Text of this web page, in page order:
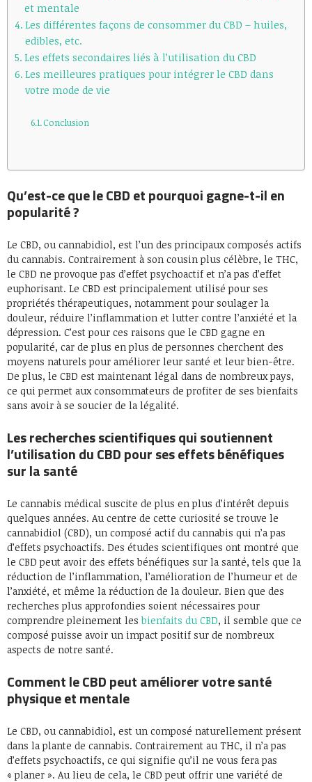
et mentale
Les différentes façons de consommer du CBD – huiles,
edibles, etc.
Les effets secondaires liés à l’utilisation du CBD
Les meilleures pratiques pour intégrer le CBD dans
votre mode de vie
Conclusion
Qu’est-ce que le CBD et pourquoi gagne-t-il en
popularité ?
Le CBD, ou cannabidiol, est l’un des principaux composés actifs
du cannabis. Contrairement à son cousin plus célèbre, le THC,
le CBD ne provoque pas d’effet psychoactif et n’a pas d’effet
euphorisant. Le CBD est principalement utilisé pour ses
propriétés thérapeutiques, notamment pour soulager la
douleur, réduire l’inflammation et lutter contre l’anxiété et la
dépression. C’est pour ces raisons que le CBD gagne en
popularité, car de plus en plus de personnes cherchent des
moyens naturels pour améliorer leur santé et leur bien-être.
De plus, le CBD est maintenant légal dans de nombreux pays,
ce qui permet aux consommateurs de profiter de ses bienfaits
sans avoir à se soucier de la légalité.
Les recherches scientifiques qui soutiennent
l’utilisation du CBD pour ses effets bénéfiques
sur la santé
Le cannabis médical suscite de plus en plus d’intérêt depuis
quelques années. Au centre de cette curiosité se trouve le
cannabidiol (CBD), un composé actif du cannabis qui n’a pas
d’effets psychoactifs. Des études scientifiques ont montré que
le CBD peut avoir des effets bénéfiques sur la santé, tels que la
réduction de l’inflammation, l’amélioration de l’humeur et de
l’anxiété, et même la réduction de la douleur. Bien que des
recherches plus approfondies soient nécessaires pour
comprendre pleinement les bienfaits du CBD, il semble que ce
composé puisse avoir un impact positif sur de nombreux
aspects de notre santé.
Comment le CBD peut améliorer votre santé
physique et mentale
Le CBD, ou cannabidiol, est un composé naturellement présent
dans la plante de cannabis. Contrairement au THC, il n’a pas
d’effets psychoactifs, ce qui signifie qu’il ne vous fera pas
« planer ». Au lieu de cela, le CBD peut offrir une variété de